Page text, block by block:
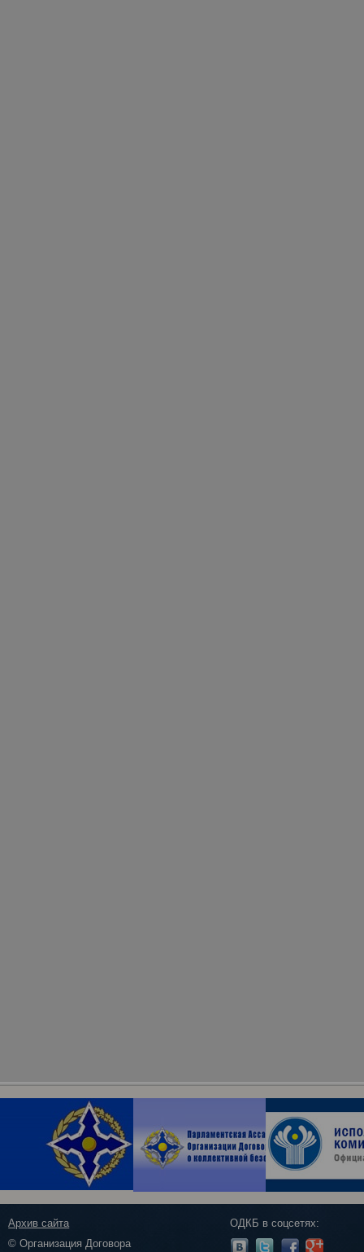
Архив сайта
© Организация Договора
ОДКБ в соцсетях: